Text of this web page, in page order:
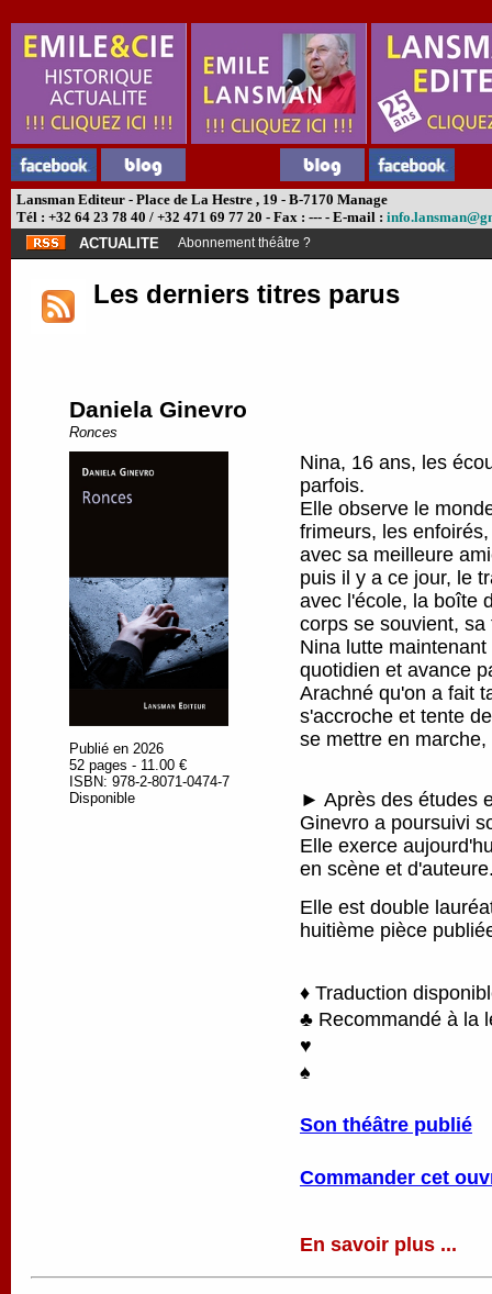
Lansman Editeur - Place de La Hestre , 19 - B-7170 Manage
Tél : +32 64 23 78 40 / +32 471 69 77 20 - Fax : --- - E-mail :
ACTUALITE
Abonnement théâtre ?
Les derniers titres parus
Daniela Ginevro
Ronces
Publié en 2026
52 pages - 11.00 €
ISBN: 978-2-8071-0474-7
Disponible
Nina, 16 ans, les
parfois.
Elle observe le
frimeurs, les
avec sa meilleure
puis il y a ce jour, le
avec l'école, la boîte
corps se souvient,
Nina lutte
quotidien et avance
Arachné qu'on a fait
s'accroche et tente
se mettre en
► Après des études
Ginevro a poursuivi
Elle exerce
en scène et
Elle est double
huitième pièce
♦ Traduction
♣ Recommandé à la
♥
♠
Son théâtre publié
Commander cet
En savoir plus ...